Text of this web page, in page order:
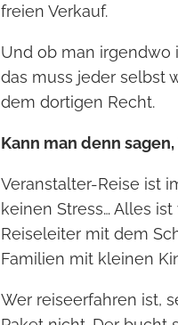
freien Verkauf.
Und ob man irgendwo
das muss jeder selbst
dem dortigen Recht.
Kann man denn
Veranstalter-Reise ist
keinen Stress… Alles
Reiseleiter mit dem
Familien mit kleinen
Wer reiseerfahren ist,